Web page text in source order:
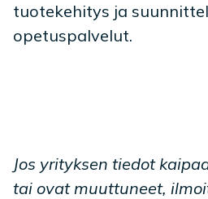
tuotekehitys ja
opetuspalvelut.
Jos yrityksen tiedot
tai ovat muuttuneet,